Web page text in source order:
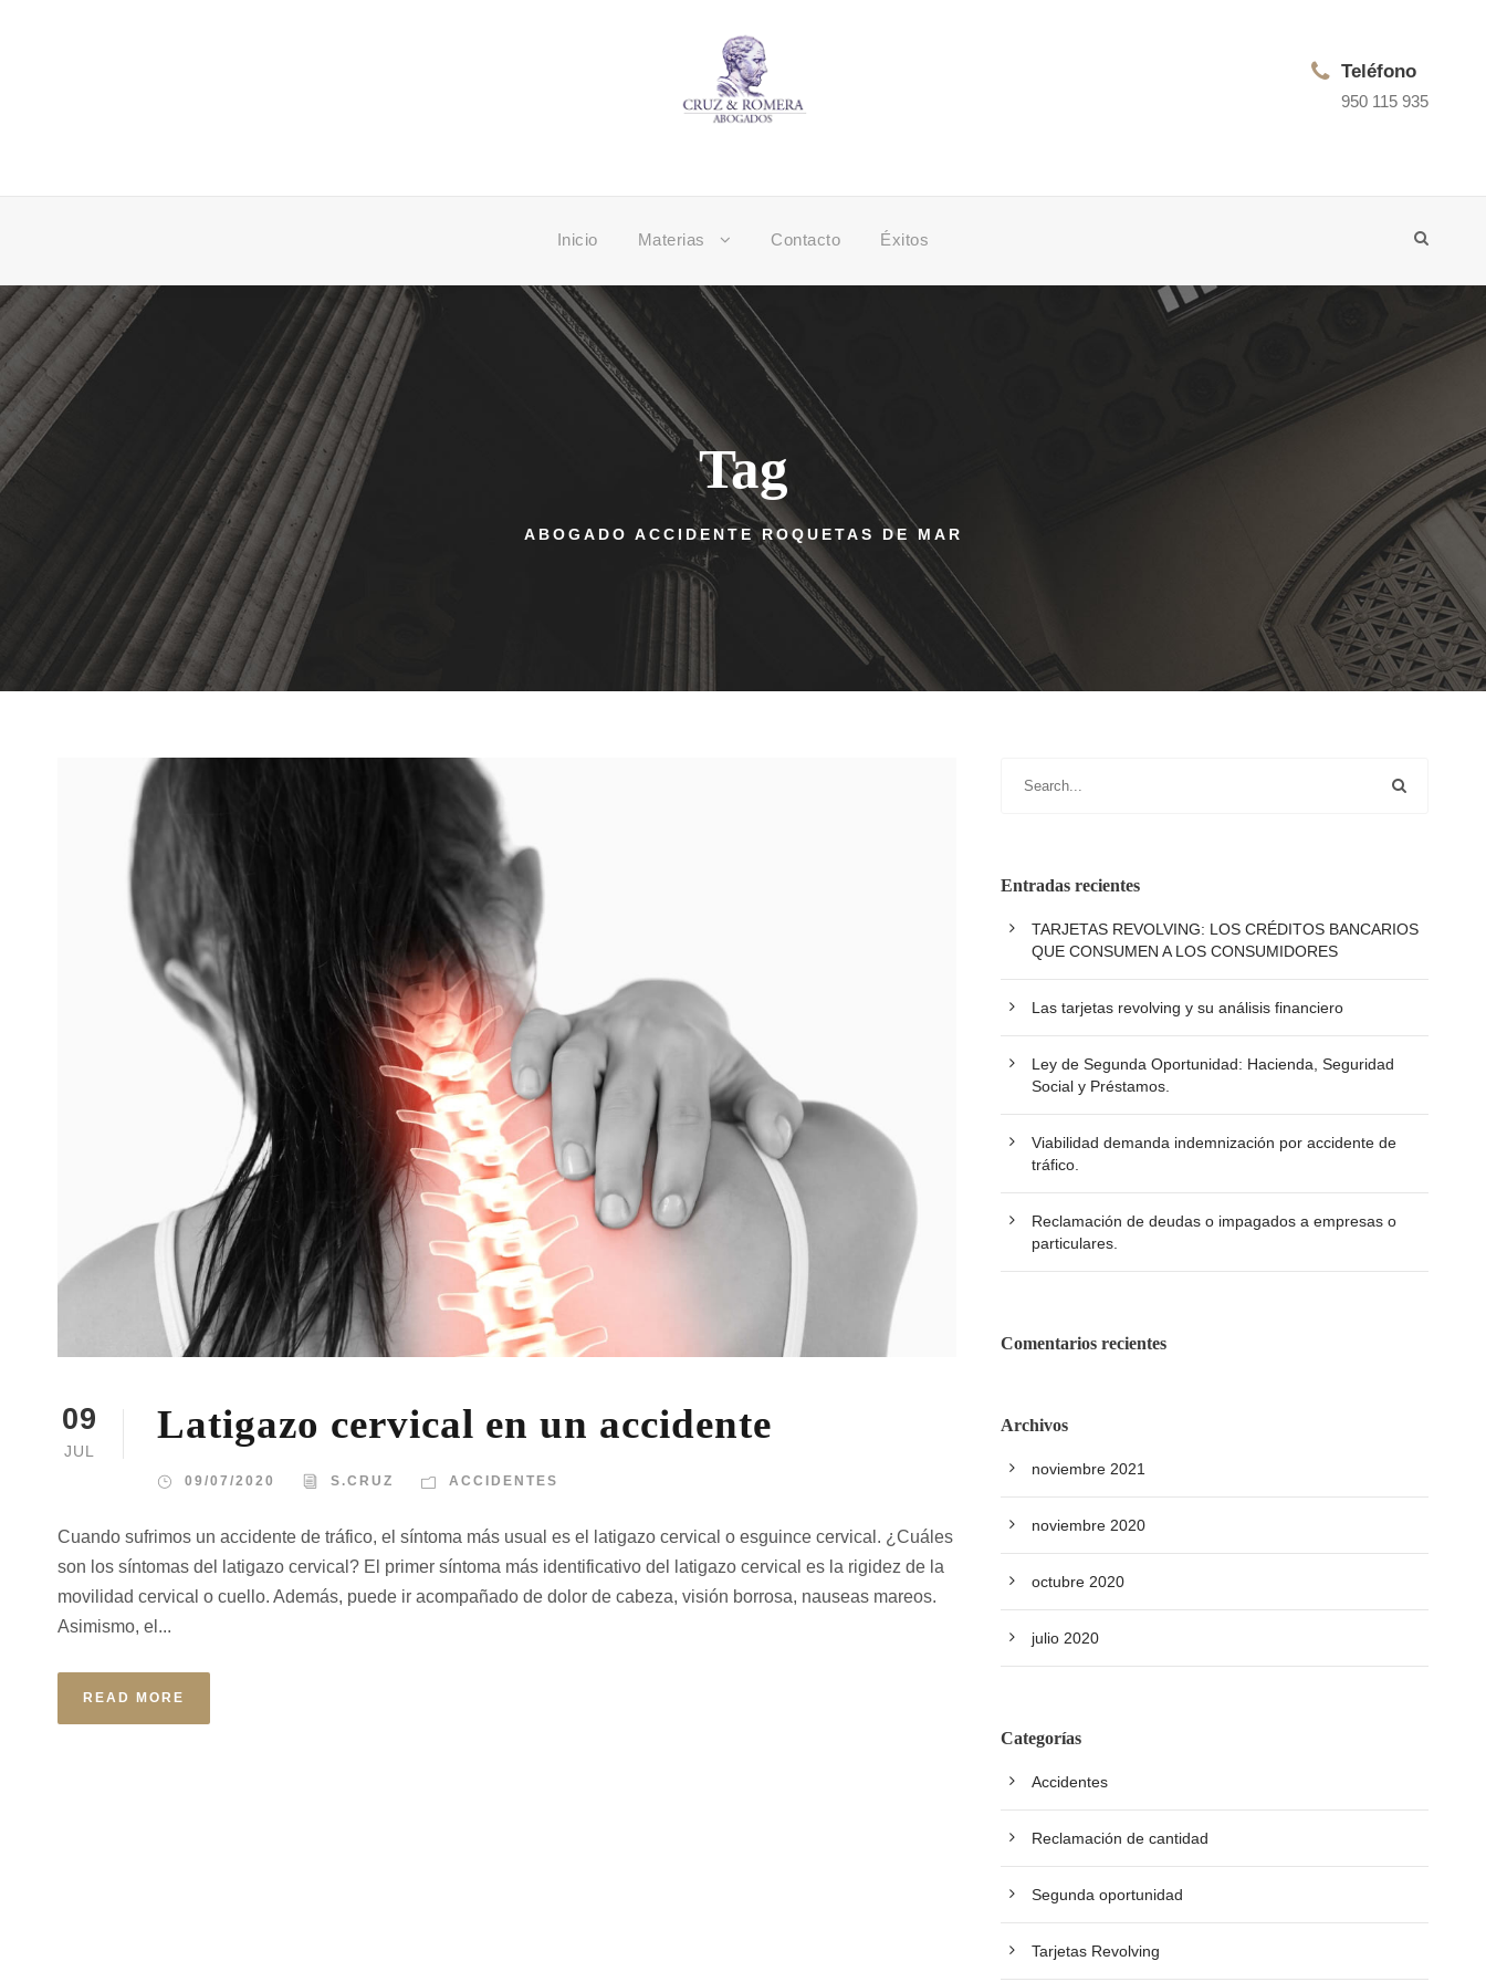
Teléfono
950 115 935
Inicio Materias Contacto Éxitos
Tag
ABOGADO ACCIDENTE ROQUETAS DE MAR
09
JUL
Latigazo cervical en un accidente
09/07/2020 S.CRUZ ACCIDENTES
Cuando sufrimos un accidente de tráfico, el síntoma más usual es el latigazo cervical o esguince cervical. ¿Cuáles
son los síntomas del latigazo cervical? El primer síntoma más identificativo del latigazo cervical es la rigidez de la
movilidad cervical o cuello. Además, puede ir acompañado de dolor de cabeza, visión borrosa, nauseas mareos.
Asimismo, el...
READ MORE
Entradas recientes
TARJETAS REVOLVING: LOS CRÉDITOS BANCARIOS
QUE CONSUMEN A LOS CONSUMIDORES
Las tarjetas revolving y su análisis financiero
Ley de Segunda Oportunidad: Hacienda, Seguridad
Social y Préstamos.
Viabilidad demanda indemnización por accidente de
tráfico.
Reclamación de deudas o impagados a empresas o
particulares.
Comentarios recientes
Archivos
noviembre 2021
noviembre 2020
octubre 2020
julio 2020
Categorías
Accidentes
Reclamación de cantidad
Segunda oportunidad
Tarjetas Revolving